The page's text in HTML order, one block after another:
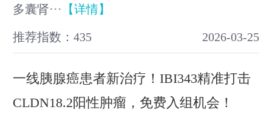
多囊肾··· 【详情】
推荐指数：435 2026-03-25
一线胰腺癌患者新治疗！IBI343精准打击
CLDN18.2阳性肿瘤，免费入组机会！